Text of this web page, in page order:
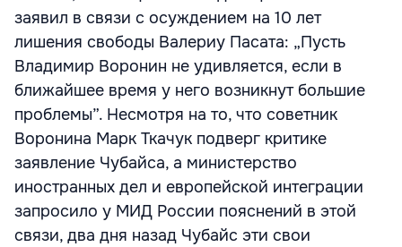
заявил в связи с осуждением на 10 лет
лишения свободы Валериу Пасата: „Пусть
Владимир Воронин не удивляется, если в
ближайшее время у него возникнут большие
проблемы”. Несмотря на то, что советник
Воронина Марк Ткачук подверг критике
заявление Чубайса, а министерство
иностранных дел и европейской интеграции
запросило у МИД России пояснений в этой
связи, два дня назад Чубайс эти свои